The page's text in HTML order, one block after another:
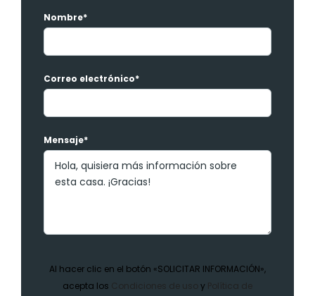
Nombre*
Correo electrónico*
Mensaje*
Al hacer clic en el botón «SOLICITAR INFORMACIÓN»,
acepta los Condiciones de uso y Política de